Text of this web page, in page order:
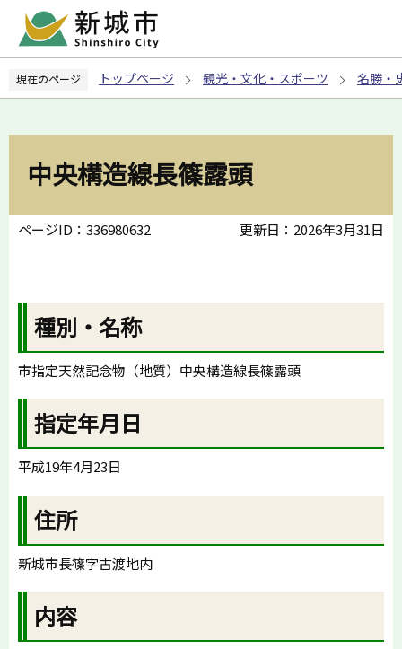
ペ
の
現在のページ トップページ 観光・文化・スポーツ 名勝・
中央構造線長篠露頭
ページID：336980632 更新日：2026年3月31日
種別・名称
市指定天然記念物（地質）中央構造線長篠露頭
指定年月日
平成19年4月23日
住所
新城市長篠字古渡地内
内容